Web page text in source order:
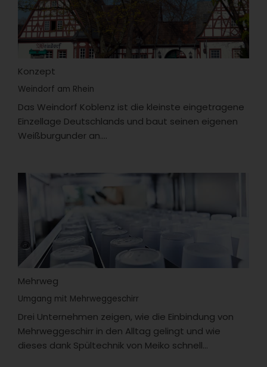
Konzept
Weindorf am Rhein
Das Weindorf Koblenz ist die kleinste eingetragene
Einzellage Deutschlands und baut seinen eigenen
Weißburgunder an....
Mehrweg
Umgang mit Mehrweggeschirr
Drei Unternehmen zeigen, wie die Einbindung von
Mehrweggeschirr in den Alltag gelingt und wie
dieses dank Spültechnik von Meiko schnell...